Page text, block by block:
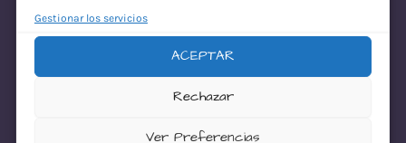
Gestionar los servicios
ACEPTAR
Rechazar
Ver Preferencias
¡Disculpa este